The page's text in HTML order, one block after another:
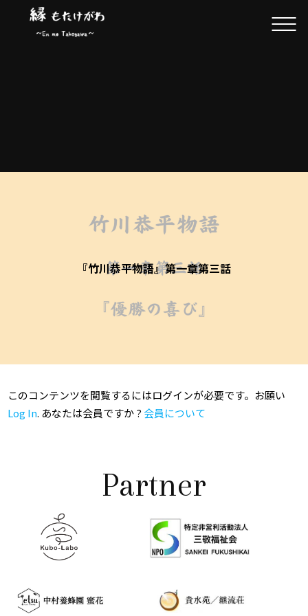
『竹川恭平物語』第一章第三話
このコンテンツを閲覧するにはログインが必要です。お願い
Log In. あなたは会員ですか ? 会員について
Partner